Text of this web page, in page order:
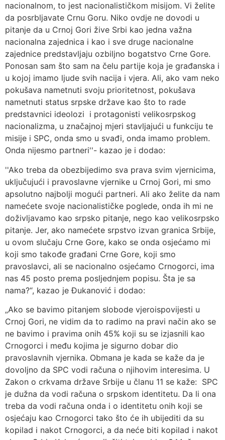
nacionalnom, to jest nacionalističkom misijom. Vi želite
da posrbljavate Crnu Goru. Niko ovdje ne dovodi u
pitanje da u Crnoj Gori žive Srbi kao jedna važna
nacionalna zajednica i kao i sve druge nacionalne
zajednice predstavljaju ozbiljno bogatstvo Crne Gore.
Ponosan sam što sam na čelu partije koja je građanska i
u kojoj imamo ljude svih nacija i vjera. Ali, ako vam neko
pokušava nametnuti svoju prioritetnost, pokušava
nametnuti status srpske države kao što to rade
predstavnici ideolozi i protagonisti velikosrpskog
nacionalizma, u značajnoj mjeri stavljajući u funkciju te
misije i SPC, onda smo u svađi, onda imamo problem.
Onda nijesmo partneri''- kazao je i dodao:
''Ako treba da obezbijedimo sva prava svim vjernicima,
uključujući i pravoslavne vjernike u Crnoj Gori, mi smo
apsolutno najbolji mogući partneri. Ali ako želite da nam
namećete svoje nacionalističke poglede, onda ih mi ne
doživljavamo kao srpsko pitanje, nego kao velikosrpsko
pitanje. Jer, ako namećete srpstvo izvan granica Srbije,
u ovom slučaju Crne Gore, kako se onda osjećamo mi
koji smo takođe građani Crne Gore, koji smo
pravoslavci, ali se nacionalno osjećamo Crnogorci, ima
nas 45 posto prema posljednjem popisu. Šta je sa
nama?“, kazao je Đukanović i dodao:
„Ako se bavimo pitanjem slobode vjeroispovijesti u
Crnoj Gori, ne vidim da to radimo na pravi način ako se
ne bavimo i pravima onih 45% koji su se izjasnili kao
Crnogorci i među kojima je sigurno dobar dio
pravoslavnih vjernika. Obmana je kada se kaže da je
dovoljno da SPC vodi računa o njihovim interesima. U
Zakon o crkvama države Srbije u članu 11 se kaže: SPC
je dužna da vodi računa o srpskom identitetu. Da li ona
treba da vodi računa onda i o identitetu onih koji se
osjećaju kao Crnogorci tako što će ih ubijediti da su
kopilad i nakot Crnogorci, a da neće biti kopilad i nakot